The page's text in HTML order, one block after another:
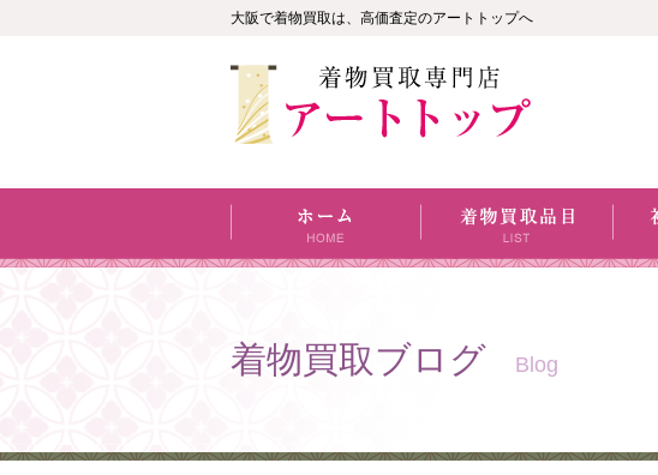
大阪で着物買取は、高価査定のアートトップへ
着物買取ブログ Blog